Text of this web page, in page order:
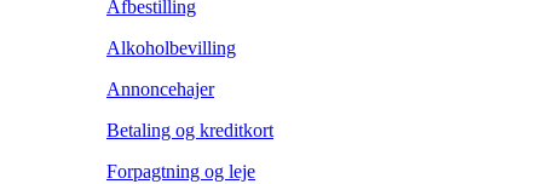
Afbestilling
Alkoholbevilling
Annoncehajer
Betaling og kreditkort
Forpagtning og leje